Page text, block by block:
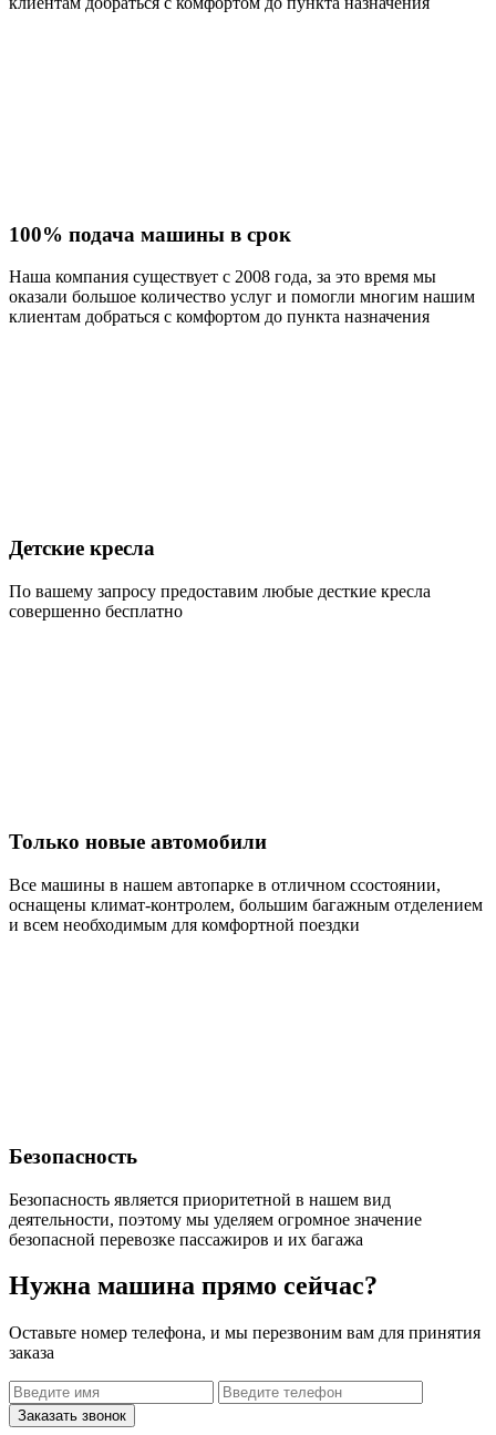
100% подача машины в срок
Наша компания существует с 2008 года, за это время мы
оказали большое количество услуг и помогли многим нашим
клиентам добраться с комфортом до пункта назначения
Детские кресла
По вашему запросу предоставим любые десткие кресла
совершенно бесплатно
Только новые автомобили
Все машины в нашем автопарке в отличном ссостоянии,
оснащены климат-контролем, большим багажным отделением
и всем необходимым для комфортной поездки
Безопасность
Безопасность является приоритетной в нашем вид
деятельности, поэтому мы уделяем огромное значение
безопасной перевозке пассажиров и их багажа
Нужна машина прямо сейчас?
Оставьте номер телефона, и мы перезвоним вам для принятия
заказа
Заказать звонок